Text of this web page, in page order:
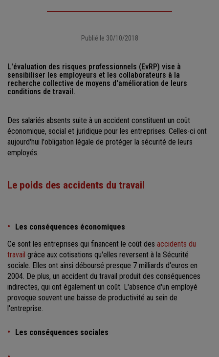
Publié le 30/10/2018
L'évaluation des risques professionnels (EvRP) vise à
sensibiliser les employeurs et les collaborateurs à la
recherche collective de moyens d'amélioration de leurs
conditions de travail.
Des salariés absents suite à un accident constituent un coût
économique, social et juridique pour les entreprises. Celles-ci ont
aujourd'hui l'obligation légale de protéger la sécurité de leurs
employés.
Le poids des accidents du travail
Les conséquences économiques
Ce sont les entreprises qui financent le coût des accidents du
travail grâce aux cotisations qu'elles reversent à la Sécurité
sociale. Elles ont ainsi déboursé presque 7 milliards d'euros en
2004. De plus, un accident du travail produit des conséquences
indirectes, qui ont également un coût. L'absence d'un employé
provoque souvent une baisse de productivité au sein de
l'entreprise.
Les conséquences sociales